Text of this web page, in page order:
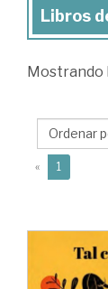
Libros
Mata,
Libros
Mostrando
« 1